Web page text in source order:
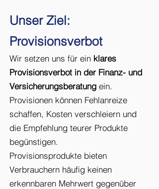
Unser Ziel:
Provisionsverbot
Wir setzen uns für ein klares
Provisionsverbot in der Finanz- und
Versicherungsberatung ein.
Provisionen können Fehlanreize
schaffen, Kosten verschleiern und
die Empfehlung teurer Produkte
begünstigen.
Provisionsprodukte bieten
Verbrauchern häufig keinen
erkennbaren Mehrwert gegenüber